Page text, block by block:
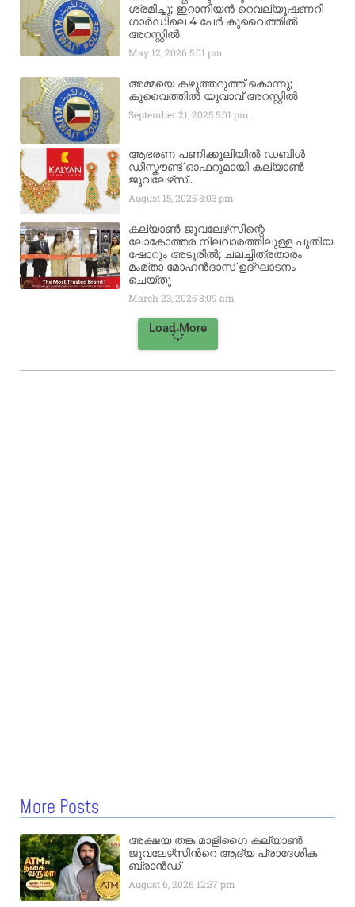
ശ്രമിച്ചു; ഇറാനിയൻ റെവല്യൂഷണറി
ഗാർഡിലെ 4 പേർ കുവൈത്തിൽ
അറസ്റ്റിൽ
May 12, 20265:01 pm
അമ്മയെ കഴുത്തറുത്ത് കൊന്നു;
കുവൈത്തിൽ യുവാവ് അറസ്റ്റിൽ
September 21, 20255:01 pm
ആഭരണ പണിക്കൂലിയിൽ ഡബിൾ
ഡിസ്കൗണ്ട് ഓഫറുമായി കല്യാൺ
ജൂവലേഴ്‌സ്..
August 15, 20258:03 pm
കല്യാൺ ജൂവലേഴ്‌സിന്റെ
ലോകോത്തര നിലവാരത്തിലുള്ള പുതിയ
ഷോറൂം അടൂരിൽ; ചലച്ചിത്രതാരം
മംമ്താ മോഹൻദാസ് ഉദ്ഘാടനം
ചെയ്‌തു
March 23, 20258:09 am
Load More
More Posts
അക്ഷയ തങ്ക മാളിഗൈ കല്യാണ്‍
ജുവലേഴ്‌സിന്‍റെ ആദ്യ പ്രാദേശിക
ബ്രാന്‍ഡ്
August 6, 2026 12:37 pm